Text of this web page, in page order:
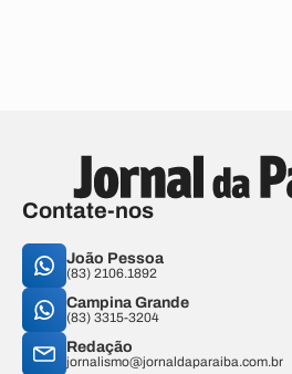
Contate-nos
João Pessoa
(83) 2106.1892
Campina Grande
(83) 3315-3204
Redação
jornalismo@jornaldaparaiba.com.br